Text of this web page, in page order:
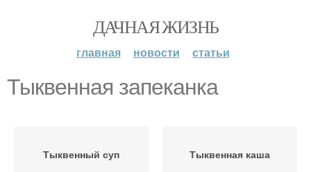
ДАЧНАЯ ЖИЗНЬ
главная новости статьи
Тыквенная запеканка
Тыквенный суп Тыквенная каша